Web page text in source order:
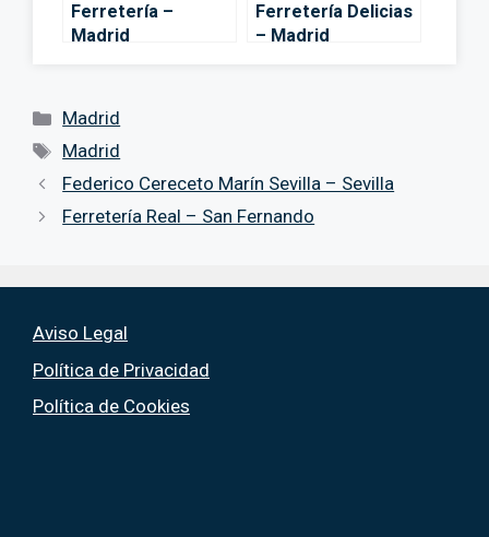
Ferretería –
Madrid
Ferretería Delicias
– Madrid
Categorías
Madrid
Etiquetas
Madrid
Federico Cereceto Marín Sevilla – Sevilla
Ferretería Real – San Fernando
Aviso Legal
Política de Privacidad
Política de Cookies